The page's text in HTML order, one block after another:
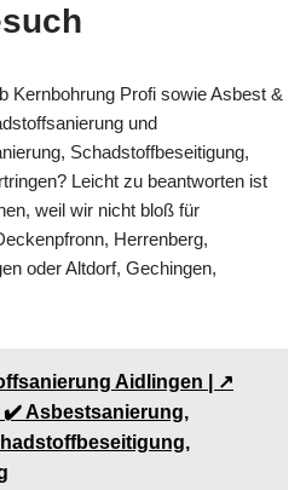
Kernbohrung Profi sowie Asbest &
und
Schadstoffbeseitigung,
Leicht zu beantworten ist
weil wir nicht bloß für
Herrenberg,
oder Altdorf, Gechingen,
Aidlingen | ↗️
✔️ Asbestsanierung,